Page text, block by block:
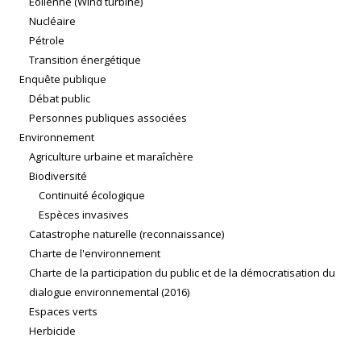
Nucléaire
Pétrole
Transition énergétique
Enquête publique
Débat public
Personnes publiques associées
Environnement
Agriculture urbaine et maraîchère
Biodiversité
Continuité écologique
Espèces invasives
Catastrophe naturelle (reconnaissance)
Charte de l'environnement
Charte de la participation du public et de la démocratisation du
dialogue environnemental (2016)
Espaces verts
Herbicide